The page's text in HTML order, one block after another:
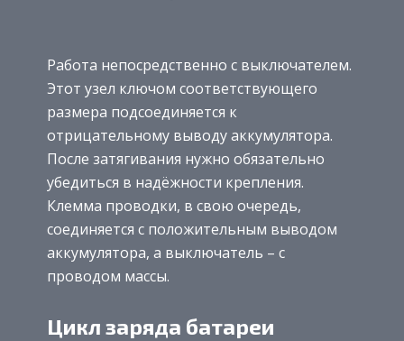
Работа непосредственно с выключателем.
Этот узел ключом соответствующего
размера подсоединяется к
отрицательному выводу аккумулятора.
После затягивания нужно обязательно
убедиться в надёжности крепления.
Клемма проводки, в свою очередь,
соединяется с положительным выводом
аккумулятора, а выключатель – с
проводом массы.
Цикл заряда батареи